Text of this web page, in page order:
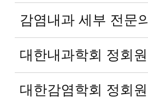
감염내과 세부 전문의
대한내과학회 정회원
대한감염학회 정회원